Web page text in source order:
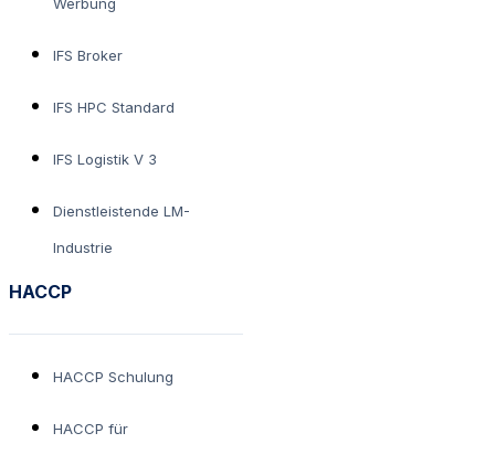
IFS Broker
IFS HPC Standard
IFS Logistik V 3
Dienstleistende LM-
Industrie
HACCP
HACCP Schulung
HACCP für